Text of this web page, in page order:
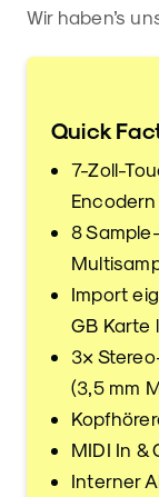
Wir haben’s
Quick
7-Zoll-
Encodern
8
Import
GB Karte
3×
(3,5 mm
MIDI In &
Interner